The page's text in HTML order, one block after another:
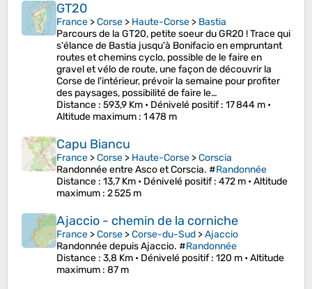
GT20
France >Corse > Haute-Corse > Bastia
Parcours de la GT20, petite soeur du GR20 ! Trace qui
s'élance de Bastia jusqu'à Bonifacio en empruntant
routes et chemins cyclo, possible de le faire en
gravel et vélo de route, une façon de découvrir la
Corse de l'intérieur, prévoir la semaine pour profiter
des paysages, possibilité de faire le…
Distance : 593,9 Km • Dénivelé positif: 17 844 m •
Altitude maximum : 1 478 m
Capu Biancu
France >Corse > Haute-Corse >Corscia
Randonnée entre Asco et Corscia. #Randonnée
Distance : 13,7 Km • Dénivelé positif: 472 m •Altitude
maximum : 2 525 m
Ajaccio - chemin de la corniche
France >Corse >Corse-du-Sud >Ajaccio
Randonnée depuis Ajaccio. #Randonnée
Distance : 3,8 Km • Dénivelé positif: 120 m •Altitude
maximum : 87 m